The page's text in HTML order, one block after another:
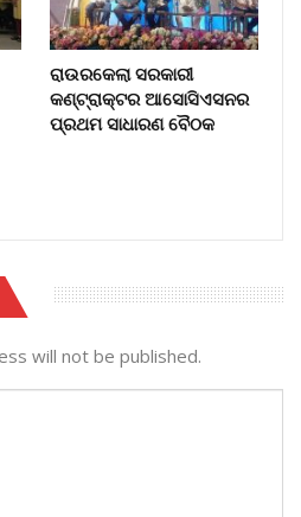
ରାଉରକେଲା ସରକାରୀ
କଣ୍ଟ୍ରାକ୍ଟର ଆସୋସିଏସନର
ପ୍ରଥମ ସାଧାରଣ ବୈଠକ
will not be published.